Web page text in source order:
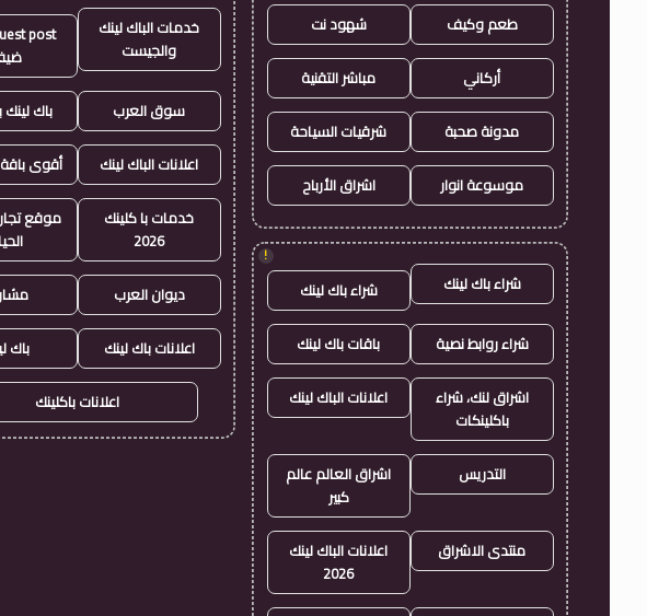
طعم وكيف شهود نت
أركاني مباشر التقنية
مدونة صحبة شرقيات السياحة
موسوعة انوار اشراق الأرباح
!
شراء باك لينك شراء باك لينك
شراء روابط نصية باقات باك لينك
اشراق لنك، شراء
باكلينكات
اعلانات الباك لينك
التدريس
اشراق العالم عالم
كبير
منتدى الاشراق
اعلانات الباك لينك
2026
خدمات الباك لينك
والجيست
سوق العرب باك لينك
اعلانات الباك لينك أقوى
خدمات با كلينك
2026
موقع
ديوان العرب
اعلانات باك لينك باك
اعلانات باكلينك